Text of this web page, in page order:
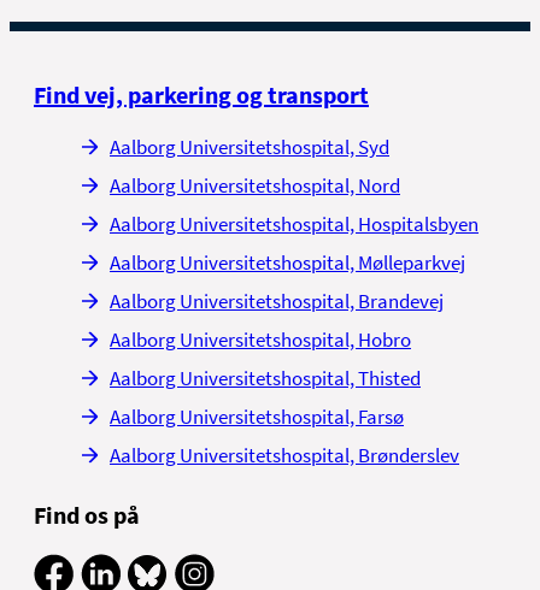
Find vej, parkering og transport
Aalborg Universitetshospital, Syd
Aalborg Universitetshospital, Nord
Aalborg Universitetshospital, Hospitalsbyen
Aalborg Universitetshospital, Mølleparkvej
Aalborg Universitetshospital, Brandevej
Aalborg Universitetshospital, Hobro
Aalborg Universitetshospital, Thisted
Aalborg Universitetshospital, Farsø
Aalborg Universitetshospital, Brønderslev
Find os på